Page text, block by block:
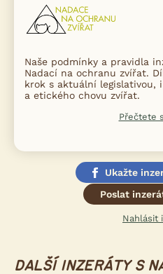
Naše podmínky a pravidla
Nadací na ochranu zvířat.
krok s aktuální legislativou,
a etického chovu zvířat.
Přečtete
Ukažte
Poslat
Nahlásit
DALŠÍ INZERÁTY S